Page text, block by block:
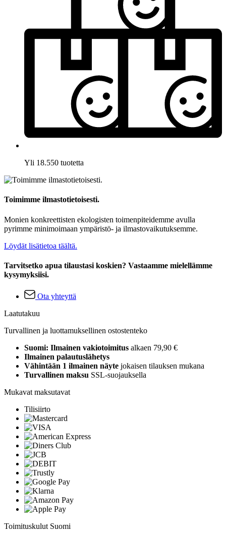
Yli 18.550 tuotetta
Toimimme ilmastotietoisesti.
Monien konkreettisten ekologisten toimenpiteidemme avulla
pyrimme minimoimaan ympäristö- ja ilmastovaikutuksemme.
Löydät lisätietoa täältä.
Tarvitsetko apua tilaustasi koskien? Vastaamme mielellämme
kysymyksiisi.
Ota yhteyttä
Laatutakuu
Turvallinen ja luottamuksellinen ostostenteko
Suomi: Ilmainen vakiotoimitus alkaen 79,90 €
Ilmainen palautuslähetys
Vähintään 1 ilmainen näyte jokaisen tilauksen mukana
Turvallinen maksu SSL-suojauksella
Mukavat maksutavat
Tilisiirto
Toimituskulut Suomi